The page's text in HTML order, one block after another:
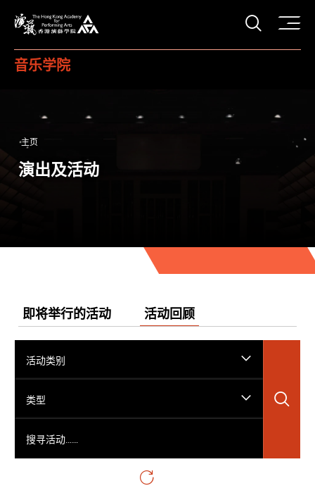
打开
音乐学院
主页
演出及活动
即将举行的活动 活动回顾
活动类别
类型